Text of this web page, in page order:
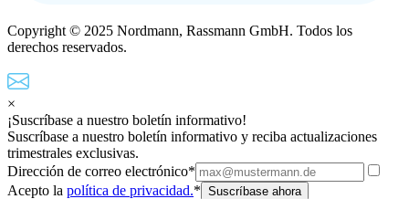
Copyright © 2025 Nordmann, Rassmann GmbH. Todos los
derechos reservados.
×
¡Suscríbase a nuestro boletín informativo!
Suscríbase a nuestro boletín informativo y reciba actualizaciones
trimestrales exclusivas.
Dirección de correo electrónico*
Acepto la política de privacidad.*